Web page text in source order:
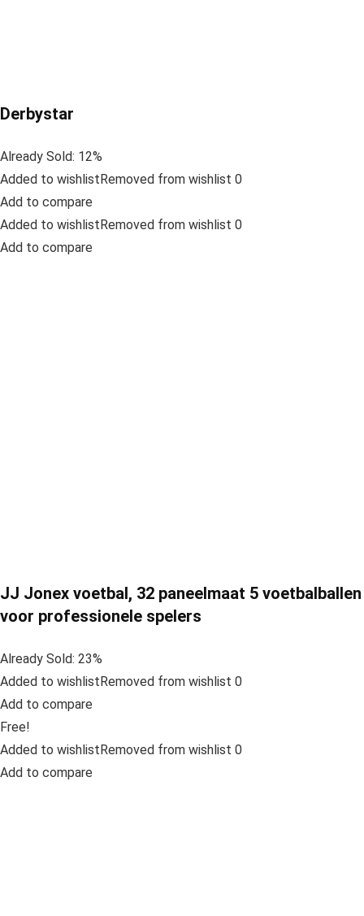
Derbystar
Already Sold: 12%
Added to wishlistRemoved from wishlist 0
Add to compare
Added to wishlistRemoved from wishlist 0
Add to compare
JJ Jonex voetbal, 32 paneelmaat 5 voetbalballen
voor professionele spelers
Already Sold: 23%
Added to wishlistRemoved from wishlist 0
Add to compare
Free!
Added to wishlistRemoved from wishlist 0
Add to compare